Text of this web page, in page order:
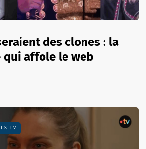
des clones : la
affole le web
TV